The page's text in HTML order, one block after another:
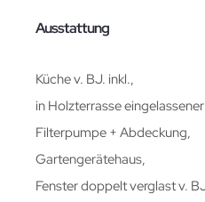
Ausstattung
Küche v. BJ. inkl.,
in Holzterrasse
Filterpumpe + Abdeckung,
Gartengerätehaus,
Fenster doppelt verglast v.